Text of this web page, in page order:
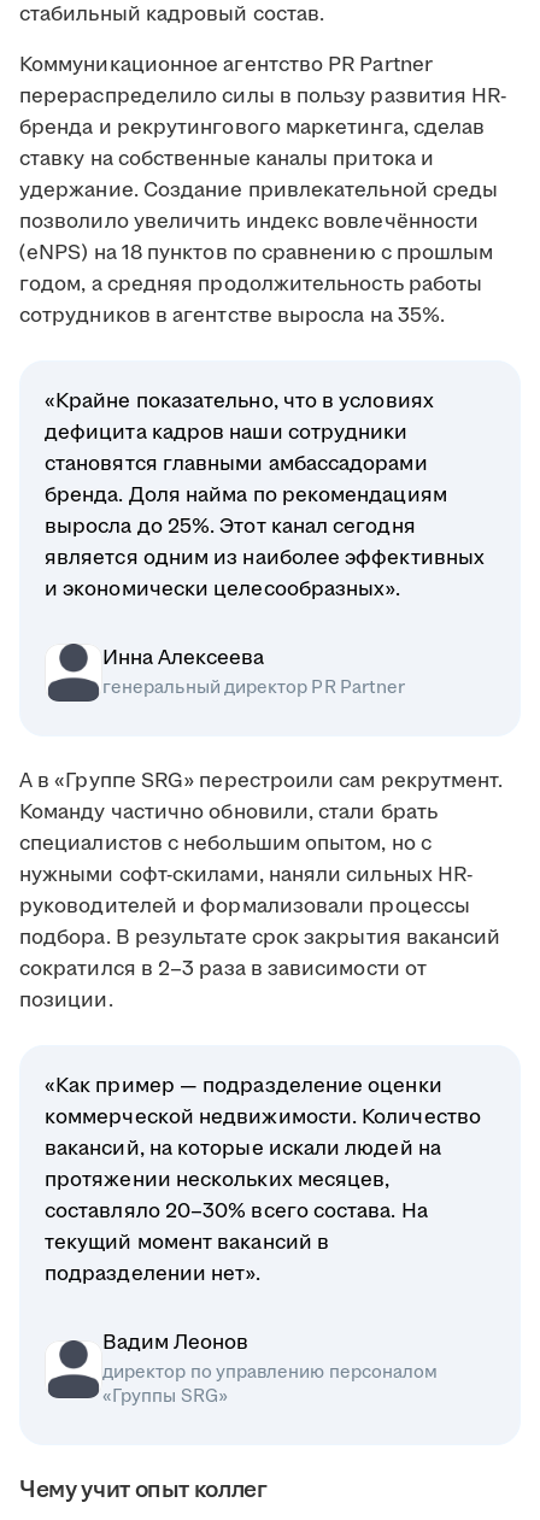
стабильный кадровый состав.
Коммуникационное агентство PR Partner
перераспределило силы в пользу развития HR-
бренда и рекрутингового маркетинга, сделав
ставку на собственные каналы притока и
удержание. Создание привлекательной среды
позволило увеличить индекс вовлечённости
(eNPS) на 18 пунктов по сравнению с прошлым
годом, а средняя продолжительность работы
сотрудников в агентстве выросла на 35%.
«Крайне показательно, что в условиях
дефицита кадров наши сотрудники
становятся главными амбассадорами
бренда. Доля найма по рекомендациям
выросла до 25%. Этот канал сегодня
является одним из наиболее эффективных
и экономически целесообразных».
Инна Алексеева
генеральный директор PR Partner
А в «Группе SRG» перестроили сам рекрутмент.
Команду частично обновили, стали брать
специалистов с небольшим опытом, но с
нужными софт-скилами, наняли сильных HR-
руководителей и формализовали процессы
подбора. В результате срок закрытия вакансий
сократился в 2–3 раза в зависимости от
позиции.
«Как пример — подразделение оценки
коммерческой недвижимости. Количество
вакансий, на которые искали людей на
протяжении нескольких месяцев,
составляло 20–30% всего состава. На
текущий момент вакансий в
подразделении нет».
Вадим Леонов
директор по управлению персоналом
«Группы SRG»
Чему учит опыт коллег